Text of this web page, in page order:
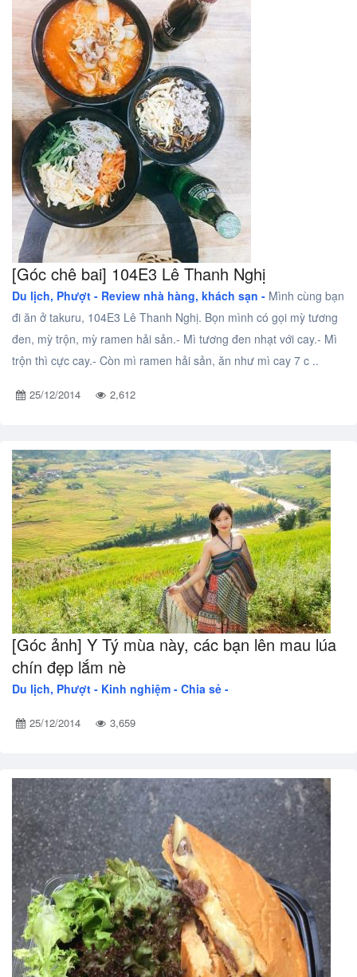
[Góc chê bai] 104E3 Lê Thanh Nghị
Du lịch, Phượt - Review nhà hàng, khách sạn - Mình cùng bạn
đi ăn ở takuru, 104E3 Lê Thanh Nghị. Bọn mình có gọi mỳ tương
đen, mỳ trộn, mỳ ramen hải sản.- Mì tương đen nhạt với cay.- Mì
trộn thì cực cay.- Còn mì ramen hải sản, ăn như mì cay 7 c ..
25/12/2014 2,612
[Góc ảnh] Y Tý mùa này, các bạn lên mau lúa
chín đẹp lắm nè
Du lịch, Phượt - Kinh nghiệm - Chia sẻ -
25/12/2014 3,659